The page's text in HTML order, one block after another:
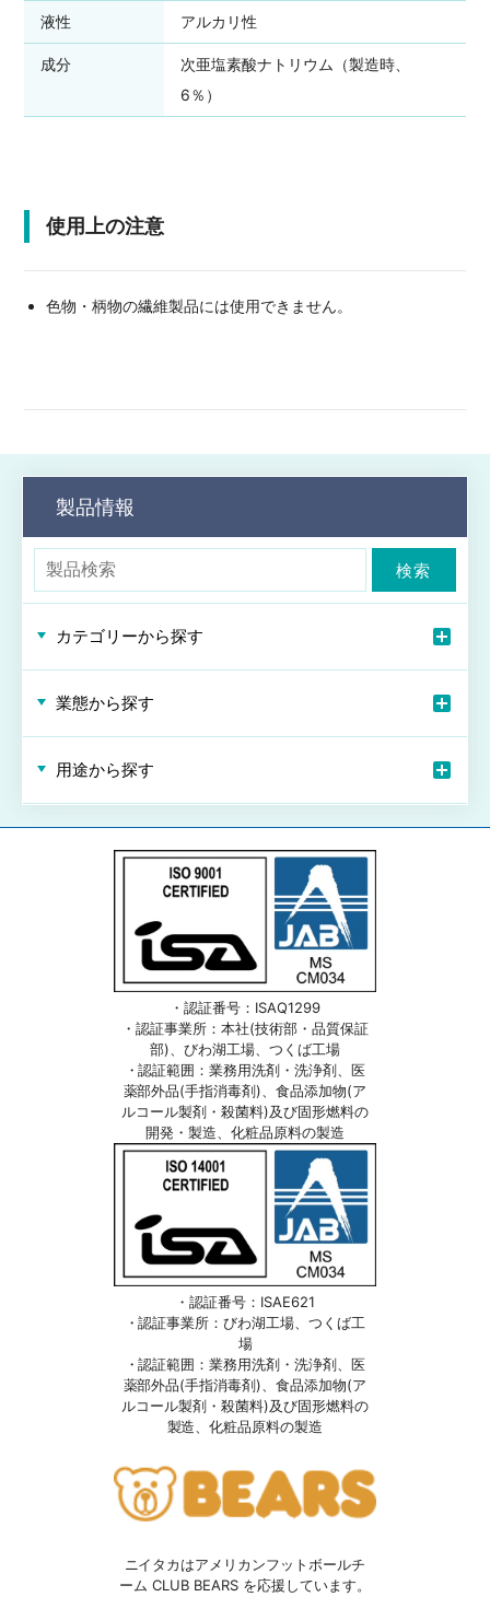
液性 アルカリ性
成分
次亜塩素酸ナトリウム（製造時、
6％）
使用上の注意
色物・柄物の繊維製品には使用できません。
製品情報
検索
カテゴリーから探す
業態から探す
用途から探す
・認証番号：ISAQ1299
・認証事業所：本社(技術部・品質保証
部)、びわ湖工場、つくば工場
・認証範囲：業務用洗剤・洗浄剤、医
薬部外品(手指消毒剤)、食品添加物(ア
ルコール製剤・殺菌料)及び固形燃料の
開発・製造、化粧品原料の製造
・認証番号：ISAE621
・認証事業所：びわ湖工場、つくば工
場
・認証範囲：業務用洗剤・洗浄剤、医
薬部外品(手指消毒剤)、食品添加物(ア
ルコール製剤・殺菌料)及び固形燃料の
製造、化粧品原料の製造
ニイタカはアメリカンフットボールチ
ーム CLUB BEARS を応援しています。